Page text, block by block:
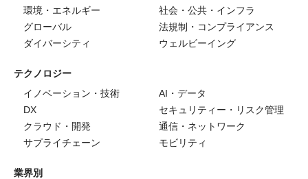
環境・エネルギー
社会・公共・インフラ
グローバル
法規制・コンプライアンス
ダイバーシティ
ウェルビーイング
テクノロジー
イノベーション・技術
AI・データ
DX
セキュリティー・リスク管理
クラウド・開発
通信・ネットワーク
サプライチェーン
モビリティ
業界別